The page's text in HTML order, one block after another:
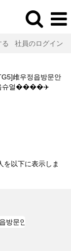
社員のログイン
䧳우정읍방문안
읍슈얼����‍✈️
を以下に表示しま